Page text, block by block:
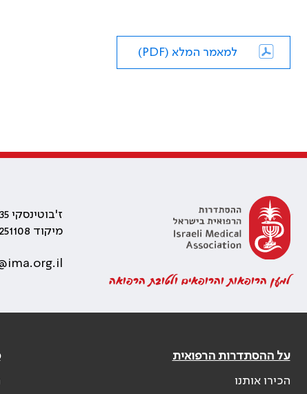
למאמר המלא (PDF)
למען הרופאות והרופאים ולטובת הרפואה
ז'בוטינסקי 35 רמת גן, בניין התאומים 2
מיקוד 5251108
על ההסתדרות הרפואית
הכירו אותנו